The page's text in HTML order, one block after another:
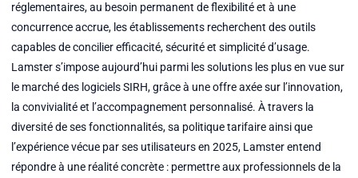
réglementaires, au besoin permanent de flexibilité et à une
concurrence accrue, les établissements recherchent des outils
capables de concilier efficacité, sécurité et simplicité d’usage.
Lamster s’impose aujourd’hui parmi les solutions les plus en vue sur
le marché des logiciels SIRH, grâce à une offre axée sur l’innovation,
la convivialité et l’accompagnement personnalisé. À travers la
diversité de ses fonctionnalités, sa politique tarifaire ainsi que
l’expérience vécue par ses utilisateurs en 2025, Lamster entend
répondre à une réalité concrète : permettre aux professionnels de la